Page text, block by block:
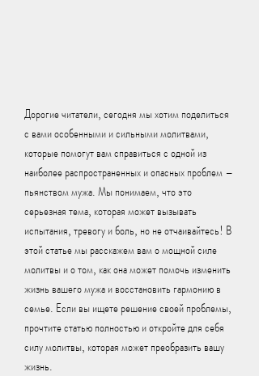
Дорогие читатели, сегодня мы хотим поделиться
с вами особенными и сильными молитвами,
которые помогут вам справиться с одной из
наиболее распространенных и опасных проблем –
пьянством мужа. Мы понимаем, что это
серьезная тема, которая может вызывать
испытания, тревогу и боль, но не отчаивайтесь! В
этой статье мы расскажем вам о мощной силе
молитвы и о том, как она может помочь изменить
жизнь вашего мужа и восстановить гармонию в
семье. Если вы ищете решение своей проблемы,
прочтите статью полностью и откройте для себя
силу молитвы, которая может преобразить вашу
жизнь.